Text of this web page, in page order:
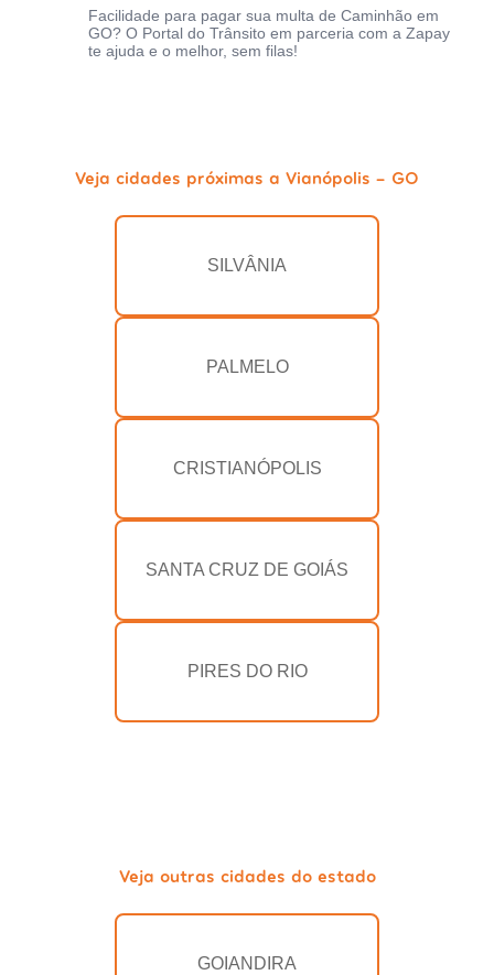
Facilidade para pagar sua multa de Caminhão em
GO? O Portal do Trânsito em parceria com a Zapay
te ajuda e o melhor, sem filas!
Veja cidades próximas a Vianópolis - GO
SILVÂNIA
PALMELO
CRISTIANÓPOLIS
SANTA CRUZ DE GOIÁS
PIRES DO RIO
Veja outras cidades do estado
GOIANDIRA